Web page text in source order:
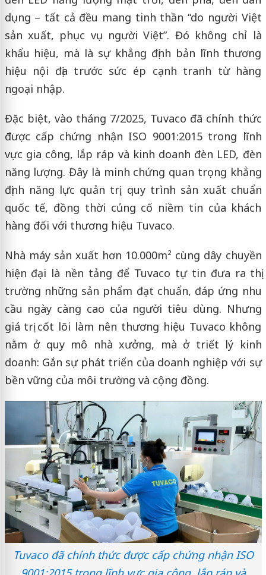
dụng – tất cả đều mang tinh thần “do người Việt
sản xuất, phục vụ người Việt”. Đó không chỉ là
khẩu hiệu, mà là sự khẳng định bản lĩnh thương
hiệu nội địa trước sức ép cạnh tranh từ hàng
ngoại nhập.
Đặc biệt, vào tháng 7/2025, Tuvaco đã chính thức
được cấp chứng nhận ISO 9001:2015 trong lĩnh
vực gia công, lắp ráp và kinh doanh đèn LED, đèn
năng lượng. Đây là minh chứng quan trọng khẳng
định năng lực quản trị, quy trình sản xuất chuẩn
quốc tế, đồng thời củng cố niềm tin của khách
hàng đối với thương hiệu Tuvaco.
Nhà máy sản xuất hơn 10.000m² cùng dây chuyền
hiện đại là nền tảng để Tuvaco tự tin đưa ra thị
trường những sản phẩm đạt chuẩn, đáp ứng nhu
cầu ngày càng cao của người tiêu dùng. Nhưng
giá trị cốt lõi làm nên thương hiệu Tuvaco không
nằm ở quy mô nhà xưởng, mà ở triết lý kinh
doanh: Gắn sự phát triển của doanh nghiệp với sự
bền vững của môi trường và cộng đồng.
Tuvaco đã chính thức được cấp chứng nhận ISO